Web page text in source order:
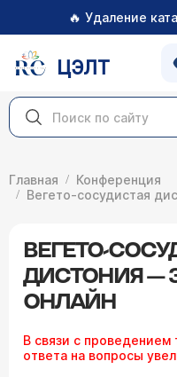
🔥 Удаление
ЦЭЛТ
Главная
Конференция
Вегето-сосудистая
ВЕГЕТО-
ДИСТОНИЯ —
ОНЛАЙН
В связи с проведением
ответа на вопросы